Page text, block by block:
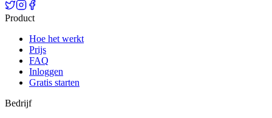
Product
Hoe het werkt
Prijs
FAQ
Inloggen
Gratis starten
Bedrijf